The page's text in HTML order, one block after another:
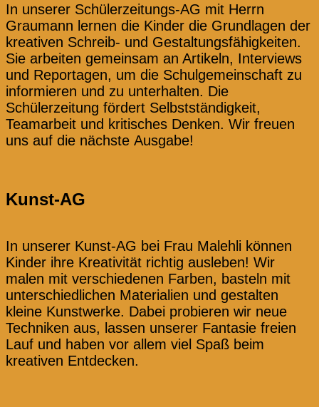
In unserer Schülerzeitungs-AG mit Herrn
Graumann lernen die Kinder die Grundlagen der
kreativen Schreib- und Gestaltungsfähigkeiten.
Sie arbeiten gemeinsam an Artikeln, Interviews
und Reportagen, um die Schulgemeinschaft zu
informieren und zu unterhalten. Die
Schülerzeitung fördert Selbstständigkeit,
Teamarbeit und kritisches Denken. Wir freuen
uns auf die nächste Ausgabe!
Kunst-AG
In unserer Kunst-AG bei Frau Malehli können
Kinder ihre Kreativität richtig ausleben! Wir
malen mit verschiedenen Farben, basteln mit
unterschiedlichen Materialien und gestalten
kleine Kunstwerke. Dabei probieren wir neue
Techniken aus, lassen unserer Fantasie freien
Lauf und haben vor allem viel Spaß beim
kreativen Entdecken.